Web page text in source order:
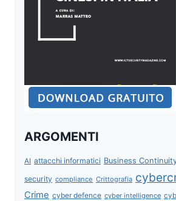
ARGOMENTI
AI attacchi informatici Business
security compliance Crittografia
Crime cyber defence cyber intelligence